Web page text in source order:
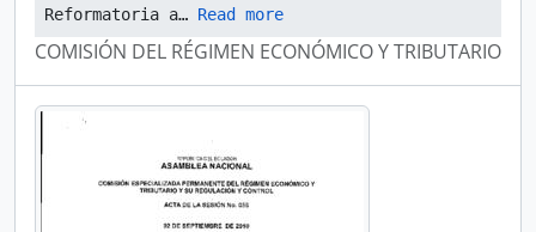
Reformatoria a… Read more
COMISIÓN DEL RÉGIMEN ECONÓMICO Y TRIBUTARIO